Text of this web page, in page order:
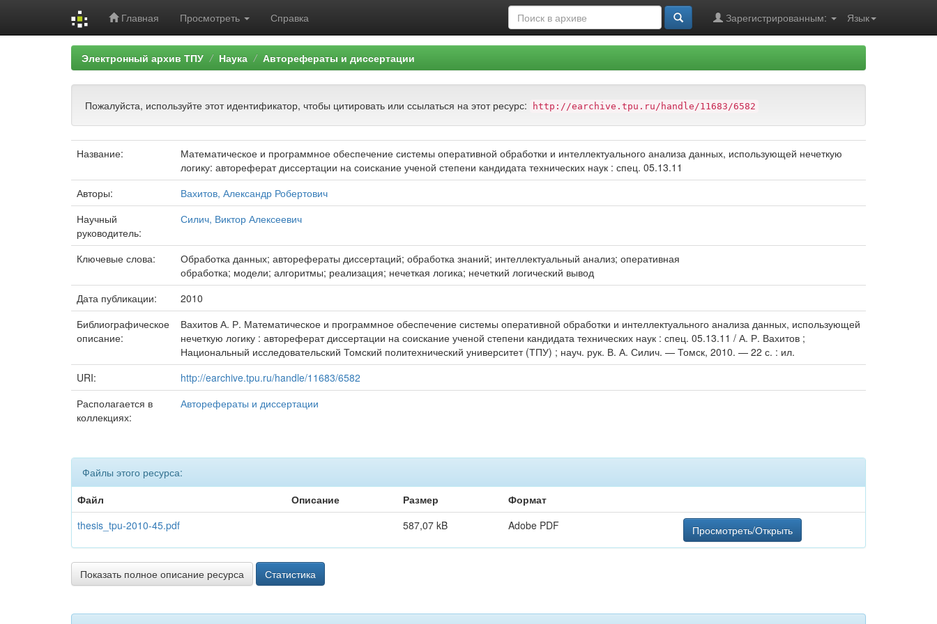
Главная Просмотреть Справка Язык
Зарегистрированным:
Электронный архив ТПУ Наука Авторефераты и диссертации
Пожалуйста, используйте этот идентификатор, чтобы цитировать или ссылаться на этот ресурс: http://earchive.tpu.ru/handle/11683/6582
Название:
Математическое и программное обеспечение системы оперативной обработки и интеллектуального анализа данных, использующей нечеткую
логику: автореферат диссертации на соискание ученой степени кандидата технических наук : спец. 05.13.11
Авторы:
Вахитов, Александр Робертович
Научный
руководитель:
Силич, Виктор Алексеевич
Ключевые слова:
Обработка данных; авторефераты диссертаций; обработка знаний; интеллектуальный анализ; оперативная
обработка; модели; алгоритмы; реализация; нечеткая логика; нечеткий логический вывод
Дата публикации:
2010
Библиографическое
описание:
Вахитов А. Р. Математическое и программное обеспечение системы оперативной обработки и интеллектуального анализа данных, использующей
нечеткую логику : автореферат диссертации на соискание ученой степени кандидата технических наук : спец. 05.13.11 / А. Р. Вахитов ;
Национальный исследовательский Томский политехнический университет (ТПУ) ; науч. рук. В. А. Силич. — Томск, 2010. — 22 с. : ил.
URI:
http://earchive.tpu.ru/handle/11683/6582
Располагается в
коллекциях:
Авторефераты и диссертации
Файлы этого ресурса:
Файл
Описание Размер
Формат
thesis_tpu-2010-45.pdf
587,07 kB Adobe PDF Просмотреть/Открыть
Показать полное описание ресурса Статистика